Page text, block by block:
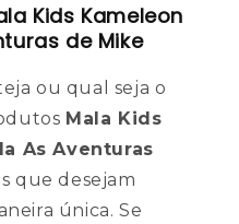
Kids Kameleon
de Mike
ou qual seja o
Mala Kids
As Aventuras
que desejam
única. Se